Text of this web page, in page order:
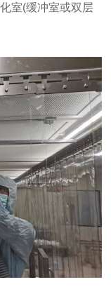
室(缓冲室或双层